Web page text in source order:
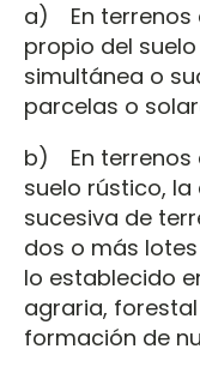
a) En terrenos
propio del
simultánea o
parcelas o
b) En terrenos
suelo rústico,
sucesiva de
dos o más
lo establecido
agraria,
formación de